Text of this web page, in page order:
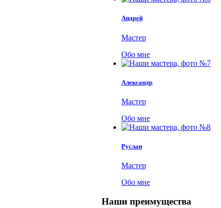
Андрей
Мастер
Обо мне
Александр
Мастер
Обо мне
Руслан
Мастер
Обо мне
Наши преимущества